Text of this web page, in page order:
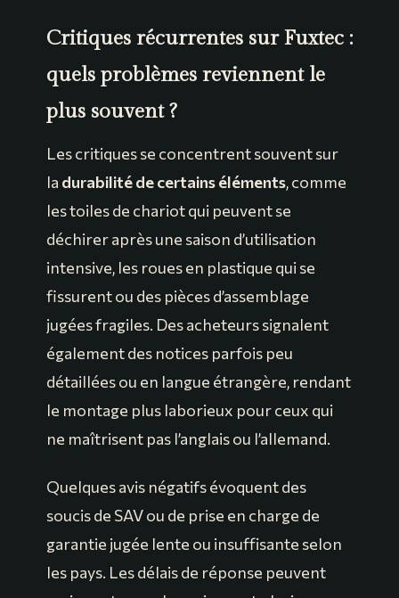
Critiques récurrentes sur Fuxtec :
quels problèmes reviennent le
plus souvent ?
Les critiques se concentrent souvent sur
la durabilité de certains éléments, comme
les toiles de chariot qui peuvent se
déchirer après une saison d’utilisation
intensive, les roues en plastique qui se
fissurent ou des pièces d’assemblage
jugées fragiles. Des acheteurs signalent
également des notices parfois peu
détaillées ou en langue étrangère, rendant
le montage plus laborieux pour ceux qui
ne maîtrisent pas l’anglais ou l’allemand.
Quelques avis négatifs évoquent des
soucis de SAV ou de prise en charge de
garantie jugée lente ou insuffisante selon
les pays. Les délais de réponse peuvent